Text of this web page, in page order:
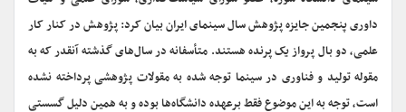
داوری پنجمین جایزه پژوهش سال سینمای ایران بیان کرد: پژوهش در کنار کار
علمی، دو بال پرواز یک پرنده هستند. متأسفانه در سال‌های گذشته آنقدر که به
مقوله تولید و فناوری در سینما توجه شده به مقولات پژوهشی پرداخته نشده
است، توجه به این موضوع فقط برعهده دانشگاه‌ها بوده و به همین دلیل گسستی